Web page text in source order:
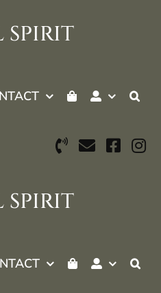
SPIRIT
SPIRIT